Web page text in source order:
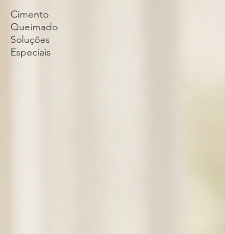
Cimento
Queimado
Soluções
Especiais